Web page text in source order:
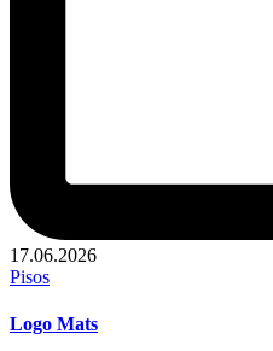
17.06.2026
Publicado
Pisos
Logo Mats